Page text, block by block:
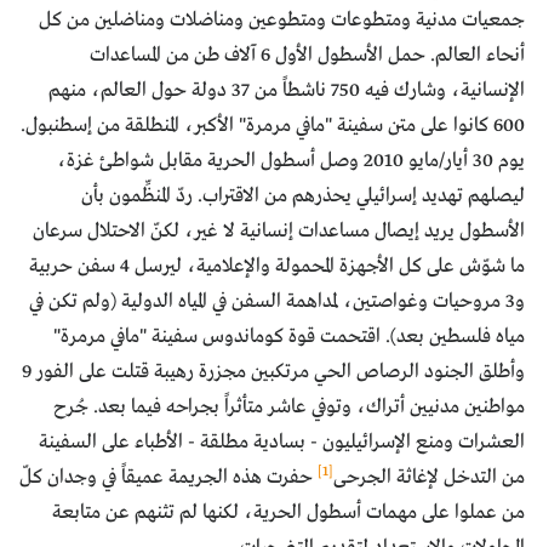
جمعيات مدنية ومتطوعات ومتطوعين ومناضلات ومناضلين من كل
أنحاء العالم. حمل الأسطول الأول 6 آلاف طن من المساعدات
الإنسانية، وشارك فيه 750 ناشطاً من 37 دولة حول العالم، منهم
600 كانوا على متن سفينة "مافي مرمرة" الأكبر، المنطلقة من إسطنبول.
يوم 30 أيار/مايو 2010 وصل أسطول الحرية مقابل شواطئ غزة،
ليصلهم تهديد إسرائيلي يحذرهم من الاقتراب. ردّ المنظِّمون بأن
الأسطول يريد إيصال مساعدات إنسانية لا غير، لكنّ الاحتلال سرعان
ما شوّش على كل الأجهزة المحمولة والإعلامية، ليرسل 4 سفن حربية
و3 مروحيات وغواصتين، لمداهمة السفن في المياه الدولية (ولم تكن في
مياه فلسطين بعد). اقتحمت قوة كوماندوس سفينة "مافي مرمرة"
وأطلق الجنود الرصاص الحي مرتكبين مجزرة رهيبة قتلت على الفور 9
مواطنين مدنيين أتراك، وتوفي عاشر متأثراً بجراحه فيما بعد. جُرح
العشرات ومنع الإسرائيليون - بسادية مطلقة - الأطباء على السفينة
من التدخل لإغاثة الجرحى[1]
حفرت هذه الجريمة عميقاً في وجدان كلّ
من عملوا على مهمات أسطول الحرية، لكنها لم تثنهم عن متابعة